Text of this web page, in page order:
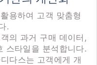
용하여 고객 맞춤형
.
의 과거 구매 데이터,
스타일을 분석합니다.
다스는 고객에게 개